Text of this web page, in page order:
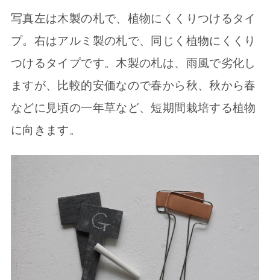
写真左は木製の札で、植物にくくりつけるタイ
プ。右はアルミ製の札で、同じく植物にくくり
つけるタイプです。木製の札は、雨風で劣化し
ますが、比較的安価なので春から秋、秋から春
などに見頃の一年草など、短期間栽培する植物
に向きます。